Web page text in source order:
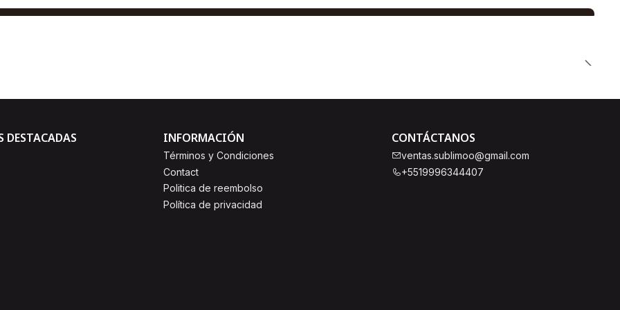
DESTACADAS INFORMACIÓN
Términos y Condiciones
Contact
Politica de reembolso
Política de privacidad
CONTÁCTANOS
ventas.sublimoo@gmail.com
+5519996344407